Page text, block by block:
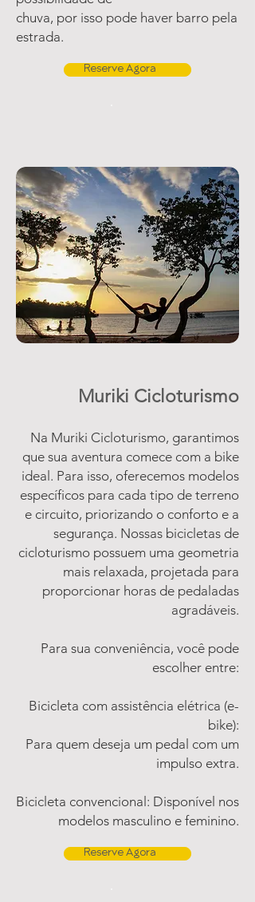
chuva, por isso pode haver barro pela
estrada.
Reserve Agora
Muriki Cicloturismo
Na Muriki Cicloturismo, garantimos
que sua aventura comece com a bike
ideal. Para isso, oferecemos modelos
específicos para cada tipo de terreno
e circuito, priorizando o conforto e a
segurança. Nossas bicicletas de
cicloturismo possuem uma geometria
mais relaxada, projetada para
proporcionar horas de pedaladas
agradáveis.
Para sua conveniência, você pode
escolher entre:
Bicicleta com assistência elétrica (e-
bike):
Para quem deseja um pedal com um
impulso extra.
Bicicleta convencional: Disponível nos
modelos masculino e feminino.
Reserve Agora